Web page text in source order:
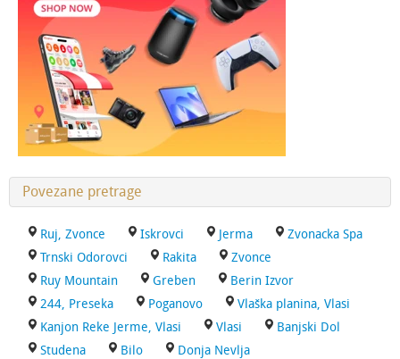
Povezane pretrage
Ruj, Zvonce Iskrovci Jerma
Zvonacka Spa
Trnski Odorovci
Rakita
Zvonce
Ruy Mountain
Greben
Berin Izvor
244, Preseka
Poganovo
Vlaška planina, Vlasi
Kanjon Reke Jerme, Vlasi
Vlasi
Banjski Dol
Studena
Bilo
Donja Nevlja